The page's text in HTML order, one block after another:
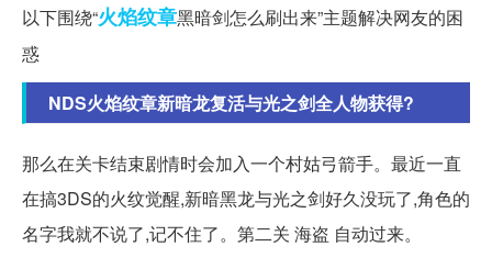
以下围绕“火焰纹章黑暗剑怎么刷出来”主题解决网友的困
惑
NDS火焰纹章新暗龙复活与光之剑全人物获得?
那么在关卡结束剧情时会加入一个村姑弓箭手。最近一直
在搞3DS的火纹觉醒,新暗黑龙与光之剑好久没玩了,角色的
名字我就不说了,记不住了。第二关 海盗 自动过来。